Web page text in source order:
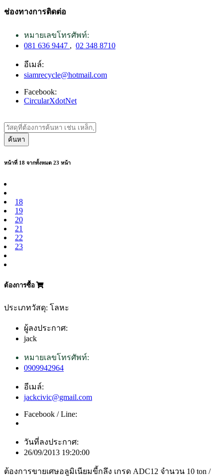
ช่องทางการติดต่อ
หมายเลขโทรศัพท์:
081 636 9447 , 02 348 8710
อีเมล์:
siamrecycle@hotmail.com
Facebook:
CircularXdotNet
ค้นหา
หน้าที่ 18 จากทั้งหมด 23 หน้า
18
19
20
21
22
23
ต้องการซื้อ
ประเภทวัสดุ: โลหะ
ผู้ลงประกาศ:
jack
หมายเลขโทรศัพท์:
0909942964
อีเมล์:
jackcivic@gmail.com
Facebook / Line:
วันที่ลงประกาศ:
26/09/2013 19:20:00
ต้องการขายเศษอลูมิเนียมขี้กลึง เกรด ADC12 จำนวน 10 ton /